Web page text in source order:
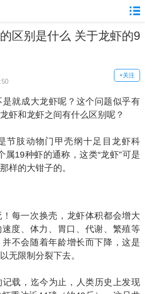
区别是什么 关于龙虾的9
+关注
成大龙虾呢？这个问题似乎有
虾和龙虾之间有什么区别呢？
肢动物门甲壳纲十足目龙虾科
属19种虾的通称，这类“龙虾”可是
样的大钳子的。
一次换壳，龙虾体积都会增大
度、体力、胃口、代谢、繁殖等
不会随着年龄增长而下降，这是
无限制分裂下去。
，迄今为止，人类历史上发现